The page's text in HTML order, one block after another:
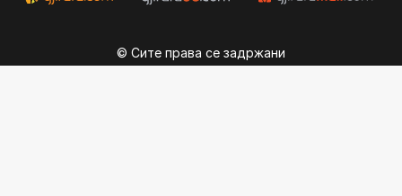
© Сите права се задржани